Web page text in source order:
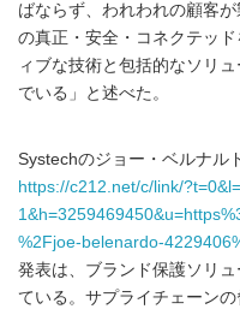
ばならず、われわれの顧客
の真正・安全・コネクテッ
ィブな技術と包括的なソリ
でいる」と述べた。
Systechのジョー・ベルナル
https://c212.net/c/link/
%2Fjoe-belenardo-
発表は、ブランド保護ソリ
ている。サプライチェーン